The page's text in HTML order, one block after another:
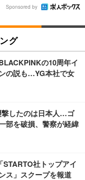
Sponsored by
グ
の10周年イ
の説も…YG本社で女
撃したのは日本人…ゴ
部を破損、警察が経緯
STARTO社トップアイ
ス」スクープを報道